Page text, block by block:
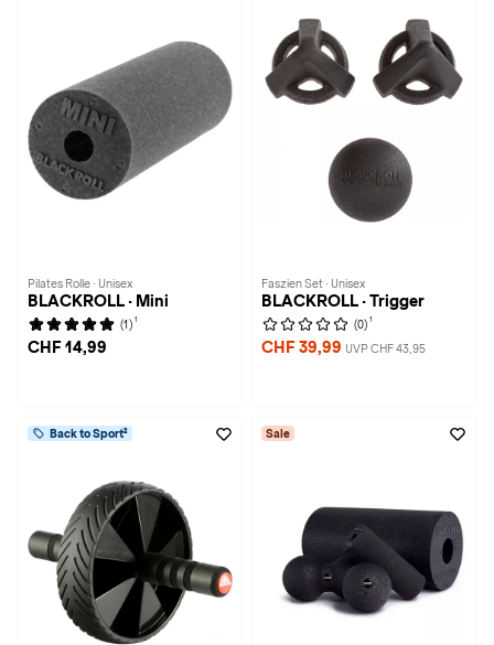
Pilates Rolle · Unisex
BLACKROLL · Mini
(1) 1
CHF 14,99
Faszien Set · Unisex
BLACKROLL · Trigger
(0) 1
CHF 39,99 UVP CHF 43,95
Back to Sport² Sale